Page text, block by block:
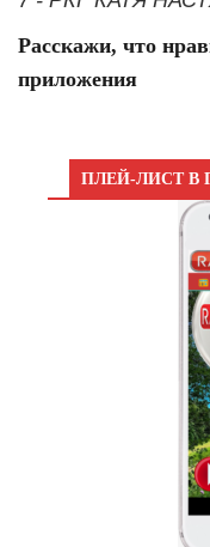
Расскажи, что
приложения
ПЛЕЙ-ЛИСТ В